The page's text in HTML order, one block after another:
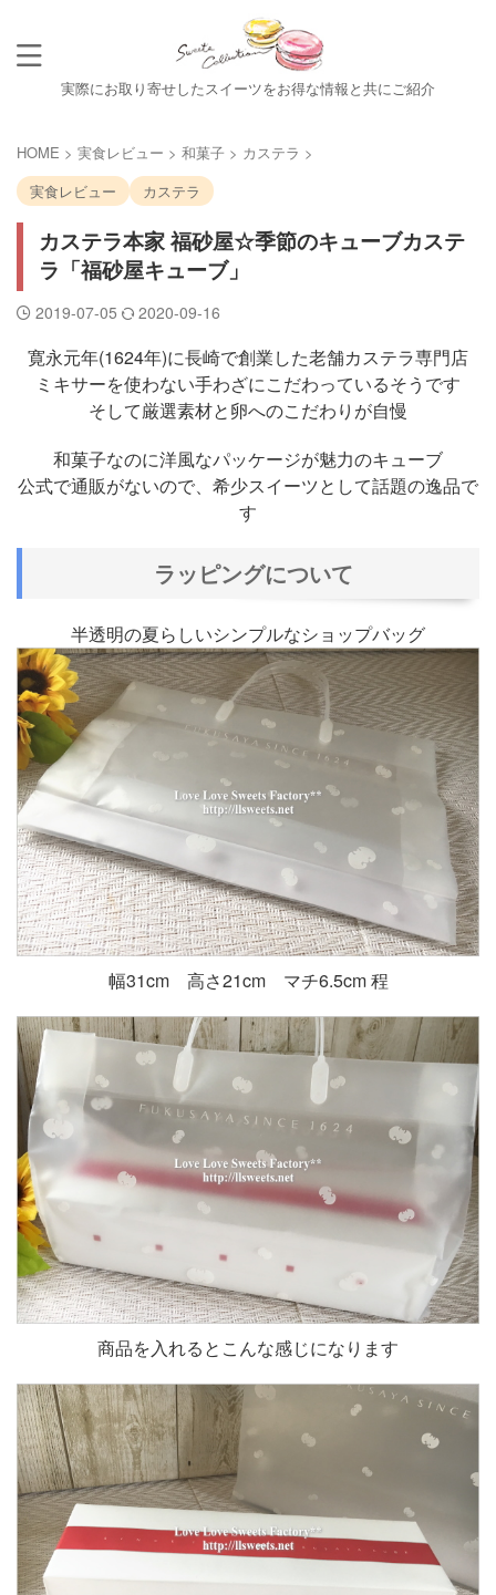
実際にお取り寄せしたスイーツをお得な情報と共にご紹介
HOME > 実食レビュー > 和菓子 > カステラ >
実食レビュー
カステラ
カステラ本家 福砂屋☆季節のキューブカステ
ラ「福砂屋キューブ」
2019-07-05 2020-09-16
寛永元年(1624年)に長崎で創業した老舗カステラ専門店
ミキサーを使わない手わざにこだわっているそうです
そして厳選素材と卵へのこだわりが自慢
和菓子なのに洋風なパッケージが魅力のキューブ
公式で通販がないので、希少スイーツとして話題の逸品で
す
ラッピングについて
半透明の夏らしいシンプルなショップバッグ
幅31cm 高さ21cm マチ6.5cm 程
商品を入れるとこんな感じになります